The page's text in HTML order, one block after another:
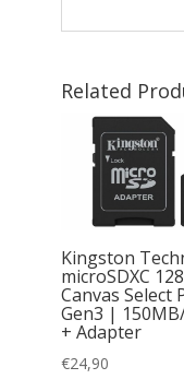
Related
Kingston
microSDXC
Canvas Select
Gen3 |
+ Adapter
€24,90